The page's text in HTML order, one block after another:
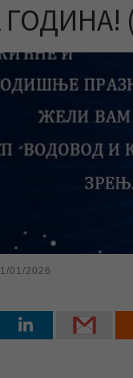
01/2026